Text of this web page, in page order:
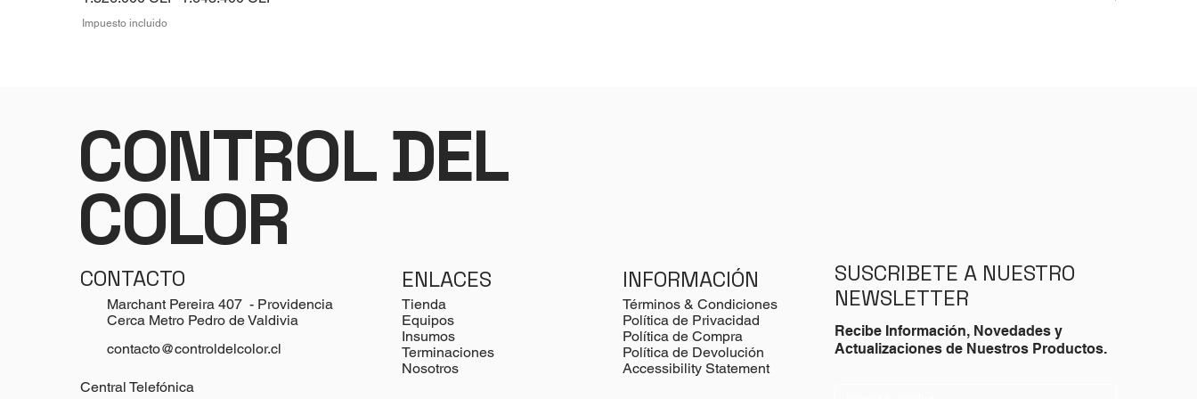
Impuesto incluido
CONTROL DEL
COLOR
Marchant Pereira 407 - Providencia
Cerca Metro Pedro de Valdivia
CONTACTO
contacto@controldelcolor.cl
Central Telefónica
ENLACES
Tienda
Equipos
Insumos
Terminaciones
Nosotros
INFORMACIÓN
Términos & Condiciones
Política de Privacidad
Política de Compra
Política de Devolución
Accessibility Statement
SUSCRIBETE A NUESTRO
NEWSLETTER
Recibe Información, Novedades y
Actualizaciones de Nuestros Productos.